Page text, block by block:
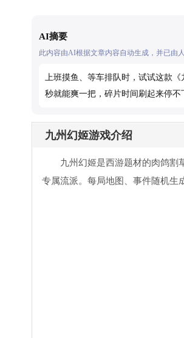
AI摘要
此内容由AI根据文章内容自动生成，并已由
上班摸鱼、等车排队时，试试这款
秒就能爽一把，碎片时间刷起来停不
九州幻姬游戏介绍
九州幻姬是西游题材的肉鸽割
专属流派。每局地图、事件随机生